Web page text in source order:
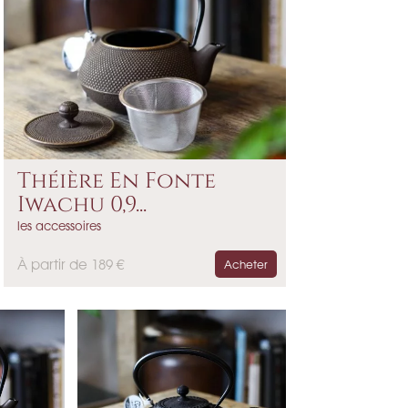
Théière En Fonte
Iwachu 0,9...
les accessoires
P
x
À partir de 189 € Acheter